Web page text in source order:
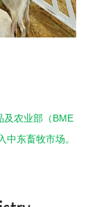
及农业部（BME
东畜牧市场。